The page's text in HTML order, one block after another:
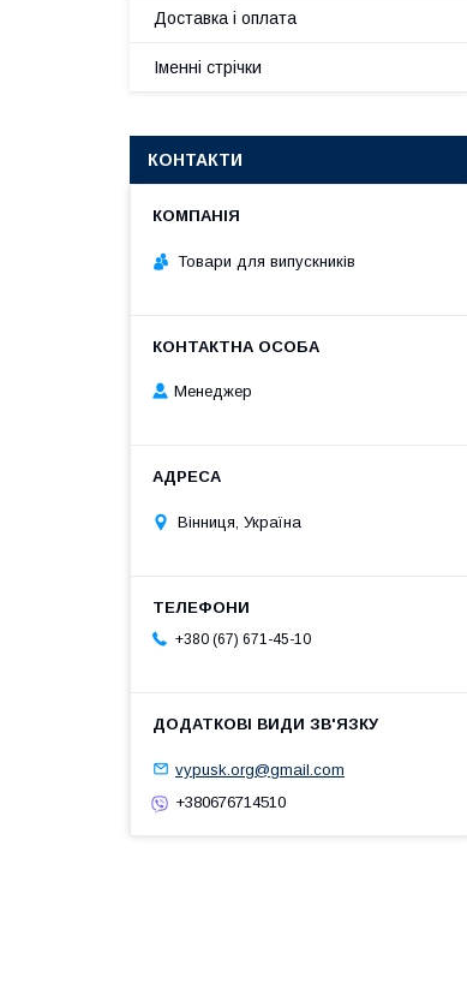
Доставка і оплата
Іменні стрічки
КОНТАКТИ
Товари для випускників
Менеджер
Вінниця, Україна
+380 (67) 671-45-10
vypusk.org@gmail.com
+380676714510